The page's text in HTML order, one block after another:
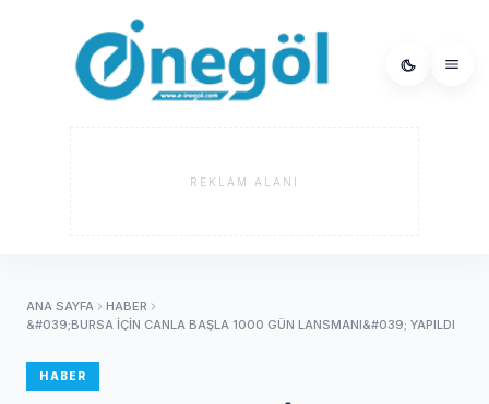
REKLAM ALANI
ANA SAYFA
HABER
&#039;BURSA İÇIN CANLA BAŞLA 1000 GÜN LANSMANI&#039; YAPILDI
HABER